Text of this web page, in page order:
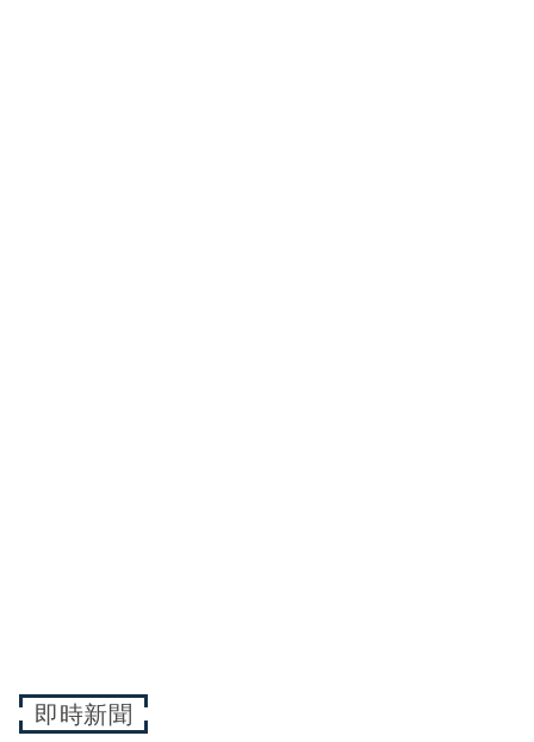
即時新聞